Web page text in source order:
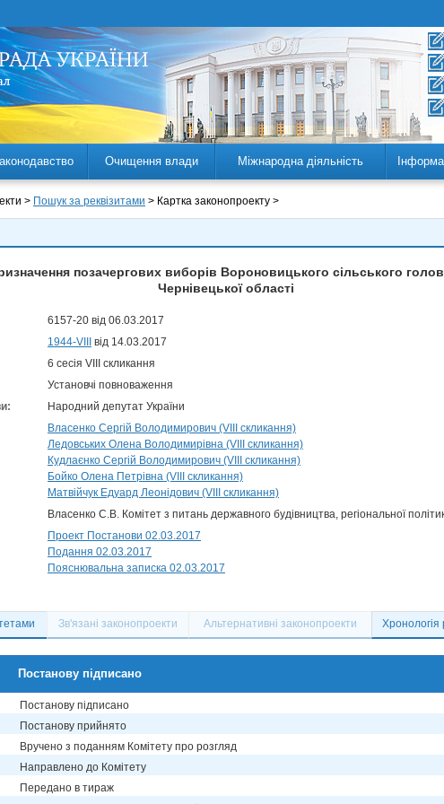
Очищення влади Міжнародна діяльність
> Пошук за реквізитами > Картка законопроекту >
позачергових виборів Вороновицького сільського
Чернівецької області
6157-20 від 06.03.2017
1944-VIII
від 14.03.2017
6 сесія VIII скликання
Установчі повноваження
Народний депутат України
Власенко Сергій Володимирович (VIII скликання)
Ледовських Олена Володимирівна (VIII скликання)
Кудлаєнко Сергій Володимирович (VIII скликання)
Бойко Олена Петрівна (VIII скликання)
Матвійчук Едуард Леонідович (VIII скликання)
Власенко С.В. Комітет з питань державного будівництва, регіональної
Проект Постанови 02.03.2017
Подання 02.03.2017
Пояснювальна записка 02.03.2017
Зв'язані законопроекти Альтернативні законопроекти Хронологія
Постанову підписано
Постанову підписано
Постанову прийнято
Вручено з поданням Комітету про розгляд
Направлено до Комітету
Передано в тираж